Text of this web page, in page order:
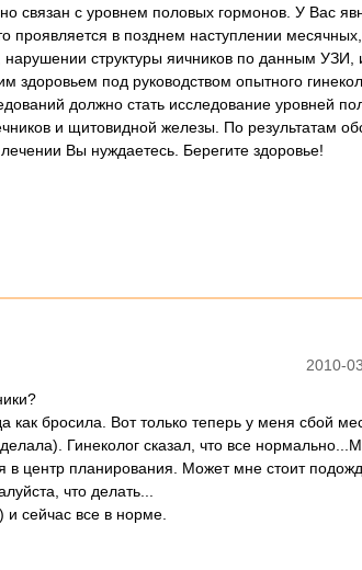
связан с уровнем половых гормонов. У Вас
проявляется в позднем наступлении месячных,
нарушении структуры яичников по данным
здоровьем под руководством опытного
должно стать исследование уровней
и щитовидной железы. По результатам
Вы нуждаетесь. Берегите здоровье!
2010-
как бросила. Вот только теперь у меня сбой
Гинеколог сказал, что все
в центр планирования. Может мне стоит
что делать...
сейчас все в норме.